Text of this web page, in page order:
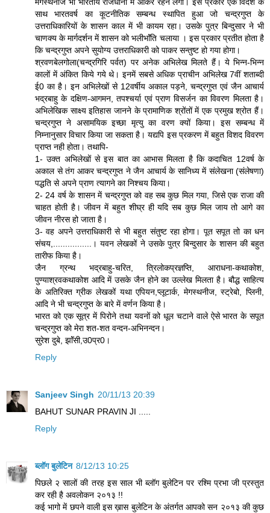
मेगस्थनीज भी भारतीय राजधानी में आकर रहने लगा। इस प्रकार एक विदेश के
साथ भारतवर्ष का कूटनीतिक सम्बन्ध स्थापित हुआ जो चन्द्रगुप्त के
उत्तराधिकारियों के शासन काल में भी कायम रहा। उसके पुत्र बिन्दुसार ने भी
चाणक्य के मार्गदर्शन में शासन को भलीभाॅंति चलाया । इस प्रकार प्रतीत होता है
कि चन्द्रगुप्त अपने सुयोग्य उत्तराधिकारी को पाकर सन्तुष्ट हो गया होगा।
श्रवणबेलगोला(चन्द्रगिरि पर्वत) पर अनेक अभिलेख मिलते हैं। ये भिन्न-भिन्न
कालों में अंकित किये गये थे। इनमें सबसे अधिक प्राचीन अभिलेख 7वीं शताब्दी
ई0 का है। इन अभिलेखों से 12वर्षीय अकाल पड़ने, चन्द्रगुप्त एवं जैन आचार्य
भद्रबाहु के दक्षिण-आगमन, तपश्चर्या एवं प्राण विसर्जन का विवरण मिलता है।
अभिलेखिक साक्ष्य इतिहास जानने के प्रामाणिक श्रोंतों में एक प्रमुख श्रोत हैं।
चन्द्रगुप्त ने असामयिक इच्छा मृत्यु का वरण क्यों किया। इस सम्बन्ध में
निम्नानुसार विचार किया जा सकता है। यद्यपि इस प्रकरण में बहुत विशद विवरण
प्राप्त नही होता। तथापि-
1- उक्त अभिलेखों से इस बात का आभास मिलता है कि कदाचित 12वर्ष के
अकाल से तंग आकर चन्द्रगुप्त ने जैन आचार्य के सानिध्य में संलेखना (संलेषणा)
पद्धति से अपने प्राण त्यागने का निश्चय किया।
2- 24 वर्ष के शासन में चन्द्रगुप्त को वह सब कुछ मिल गया, जिसे एक राजा की
चाहत होती है। जीवन में बहुत शीघ्र ही यदि सब कुछ मिल जाय तो आगे का
जीवन नीरस हो जाता है।
3- वह अपने उत्तराधिकारी से भी बहुत संतुष्ट रहा होगा। पूत सपूत तो का धन
संचय,................। यवन लेखकों ने उसके पुत्र बिन्दुसार के शासन की बहुत
तारीफ किया है।
जैन ग्रन्थ भद्रबाहु-चरित, त्रिलोकप्रज्ञप्ति, आराधना-कथाकोश,
पुण्याश्रवकथाकोश आदि में उसके जैन होने का उल्लेख मिलता है। बौद्ध साहित्य
के अतिरिक्त ग्रीक लेखकों यथा एपियन,प्लूटार्क, मेगस्थनीज, स्ट्रेबो, प्लिनी,
आदि ने भी चन्द्रगुप्त के बारे में वर्णन किया है।
भारत को एक सूत्र में पिरोने तथा यवनों को धूल चटाने वाले ऐसे भारत के सपूत
चन्द्रगुप्त को मेरा शत-शत वन्दन-अभिनन्दन।
सुरेश दुबे, झाॅंसी,उ0प्र0।
Reply
Sanjeev Singh 20/11/13 20:39
BAHUT SUNAR PRAVIN JI .....
Reply
ब्लॉग बुलेटिन 8/12/13 10:25
पिछले २ सालों की तरह इस साल भी ब्लॉग बुलेटिन पर रश्मि प्रभा जी प्रस्तुत
कर रही है अवलोकन २०१३ !!
कई भागो में छपने वाली इस ख़ास बुलेटिन के अंतर्गत आपको सन २०१३ की कुछ